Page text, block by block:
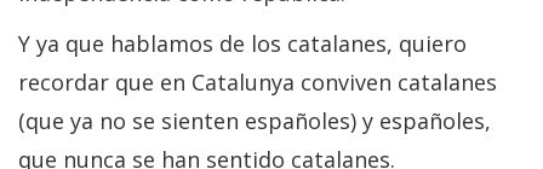
Y ya que hablamos de los catalanes, quiero
recordar que en Catalunya conviven catalanes
(que ya no se sienten españoles) y españoles,
que nunca se han sentido catalanes.